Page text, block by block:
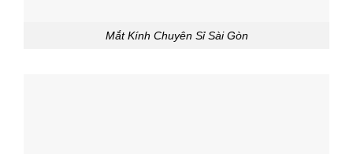
Mắt Kính Chuyên Sỉ Sài Gòn